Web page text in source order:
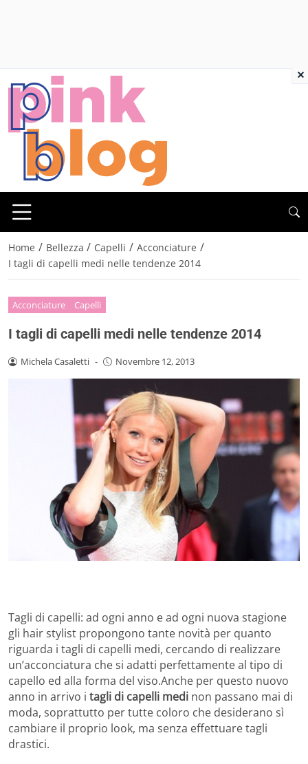
Home / Bellezza / Capelli / Acconciature /
I tagli di capelli medi nelle tendenze 2014
Acconciature Capelli
I tagli di capelli medi nelle tendenze 2014
Michela Casaletti - Novembre 12, 2013
Tagli di capelli: ad ogni anno e ad ogni nuova stagione
gli hair stylist propongono tante novità per quanto
riguarda i tagli di capelli medi, cercando di realizzare
un’acconciatura che si adatti perfettamente al tipo di
capello ed alla forma del viso.Anche per questo nuovo
anno in arrivo i tagli di capelli medi non passano mai di
moda, soprattutto per tutte coloro che desiderano sì
cambiare il proprio look, ma senza effettuare tagli
drastici.
×